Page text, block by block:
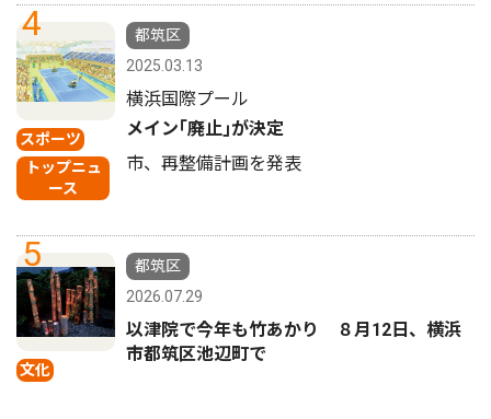
4
スポーツ
トップニュ
ース
都筑区
2025.03.13
横浜国際プール
メイン｢廃止｣が決定
市、再整備計画を発表
5
文化
都筑区
2026.07.29
以津院で今年も竹あかり ８月12日、横浜
市都筑区池辺町で